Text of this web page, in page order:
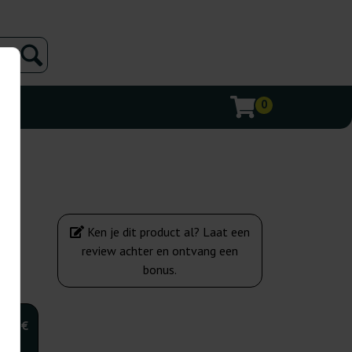
0
€
Ken je dit product al? Laat een
review achter en ontvang een
bonus.